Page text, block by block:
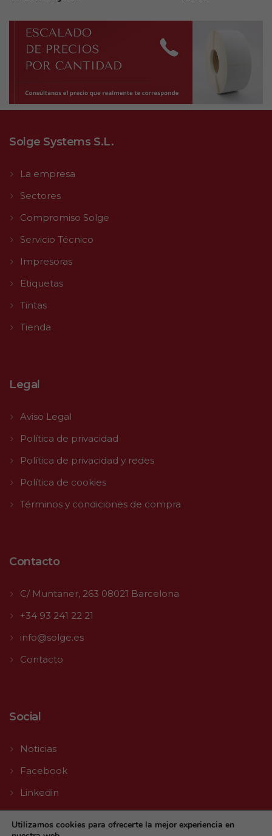
Solge Systems S.L.
La empresa
Sectores
Compromiso Solge
Servicio Técnico
Impresoras
Etiquetas
Tintas
Tienda
Legal
Aviso Legal
Política de privacidad
Política de privacidad y redes
Política de cookies
Términos y condiciones de compra
Contacto
C/ Muntaner, 263 08021 Barcelona
+34 93 241 22 21
info@solge.es
Contacto
Social
Noticias
Facebook
Linkedin
Youtube
Utilizamos cookies para ofrecerte la mejor experiencia en